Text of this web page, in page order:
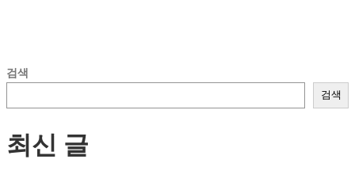
검색
검색
최신 글